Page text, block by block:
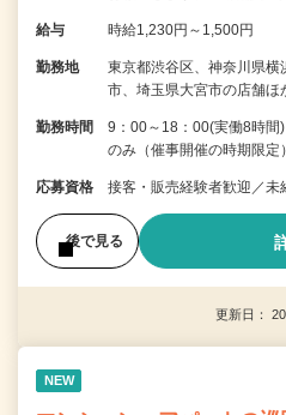
給与 時給1,230円～1,500円
勤務地
東京都渋谷区、神奈川県横
市、埼玉県大宮市の店舗
勤務時間
9：00～18：00(実働8時
のみ（催事開催の時期限
応募資格 接客・販売経験者歓迎／未
後で見る
更新日：
NEW